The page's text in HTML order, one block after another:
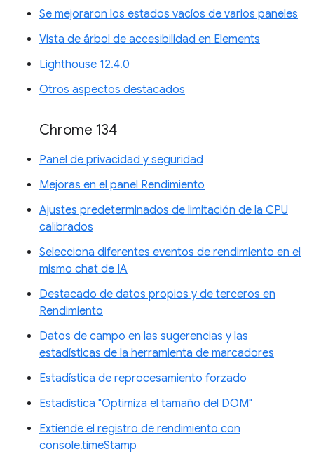
Se mejoraron los estados vacíos de varios paneles
Vista de árbol de accesibilidad en Elements
Lighthouse 12.4.0
Otros aspectos destacados
Chrome 134
Panel de privacidad y seguridad
Mejoras en el panel Rendimiento
Ajustes predeterminados de limitación de la CPU
calibrados
Selecciona diferentes eventos de rendimiento en el
mismo chat de IA
Destacado de datos propios y de terceros en
Rendimiento
Datos de campo en las sugerencias y las
estadísticas de la herramienta de marcadores
Estadística de reprocesamiento forzado
Estadística "Optimiza el tamaño del DOM"
Extiende el registro de rendimiento con
console.timeStamp